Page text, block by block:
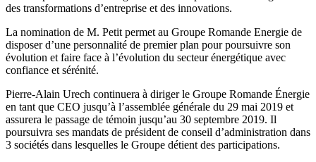
des transformations d’entreprise et des innovations.
La nomination de M. Petit permet au Groupe Romande Energie de
disposer d’une personnalité de premier plan pour poursuivre son
évolution et faire face à l’évolution du secteur énergétique avec
confiance et sérénité.
Pierre-Alain Urech continuera à diriger le Groupe Romande Énergie
en tant que CEO jusqu’à l’assemblée générale du 29 mai 2019 et
assurera le passage de témoin jusqu’au 30 septembre 2019. Il
poursuivra ses mandats de président de conseil d’administration dans
3 sociétés dans lesquelles le Groupe détient des participations.